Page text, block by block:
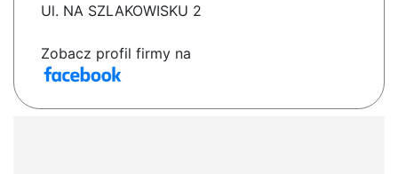
Ul. NA SZLAKOWISKU 2
Zobacz profil firmy na